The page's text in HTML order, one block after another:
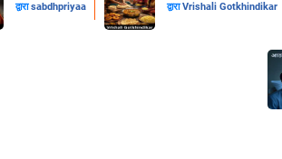
द्वाराsabdhpriyaa द्वाराVrishali Gotkhindikar